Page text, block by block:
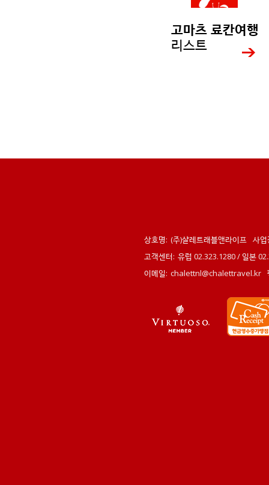
고마츠 료칸여행
리스트
상호명: (주)샬레트래블앤라이프 사
고객센터: 유럽 02.323.1280 / 일본
이메일: chalettnl@chalettravel.kr